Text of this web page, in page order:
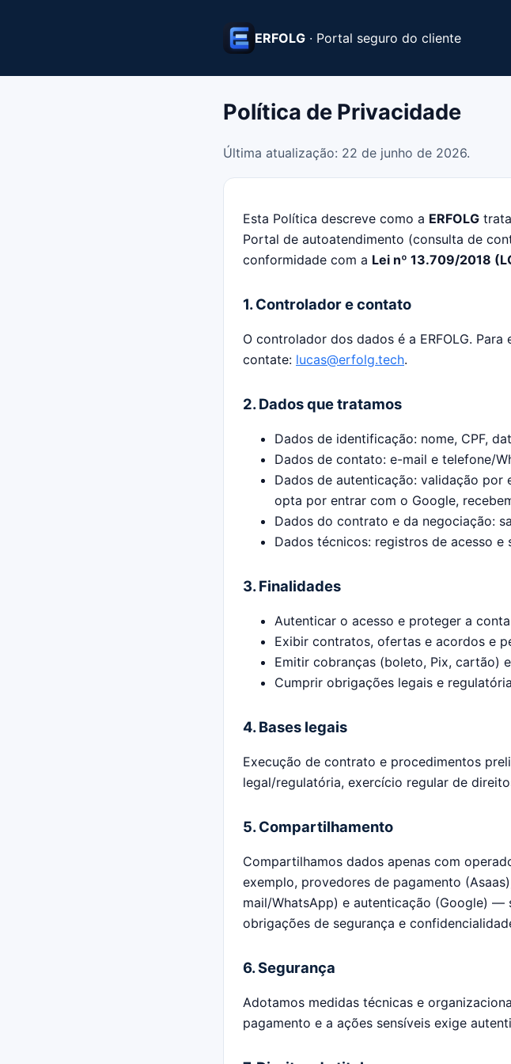
ERFOLG · Portal seguro do cliente
Política de Privacidade
Última atualização: 22 de junho de 2026.
Esta Política descreve como a ERFOLG
Portal de autoatendimento (consulta de
conformidade com a Lei nº 13.709/2018
1. Controlador e contato
O controlador dos dados é a ERFOLG.
contate: lucas@erfolg.tech.
2. Dados que tratamos
Dados de identificação: nome, CPF,
Dados de contato: e-mail e telefone/
Dados de autenticação: validação
opta por entrar com o Google,
Dados do contrato e da negociação:
Dados técnicos: registros de acesso e
3. Finalidades
Autenticar o acesso e proteger a
Exibir contratos, ofertas e acordos e
Emitir cobranças (boleto, Pix, cartão)
Cumprir obrigações legais e
4. Bases legais
Execução de contrato e procedimentos
legal/regulatória, exercício regular de
5. Compartilhamento
Compartilhamos dados apenas com
exemplo, provedores de pagamento
mail/WhatsApp) e autenticação (Google) —
obrigações de segurança e
6. Segurança
Adotamos medidas técnicas e
pagamento e a ações sensíveis exige